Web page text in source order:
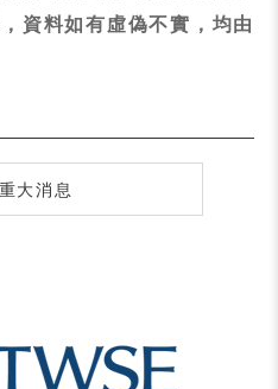
資料如有虛偽不實，均由
大消息